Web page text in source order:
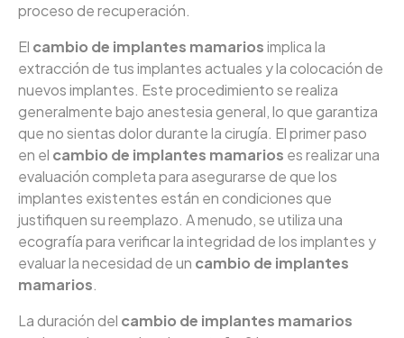
proceso de recuperación.
El cambio de implantes mamariosimplica la
extracción de tus implantes actuales y la colocación de
nuevos implantes. Este procedimiento se realiza
generalmente bajo anestesia general, lo que garantiza
que no sientas dolor durante la cirugía. El primer paso
en el cambio de implantes mamarios es realizar una
evaluación completa para asegurarse de que los
implantes existentes están en condiciones que
justifiquen su reemplazo. A menudo, se utiliza una
ecografía para verificar la integridad de los implantes y
evaluar la necesidad de un cambio de implantes
mamarios.
La duración del cambio de implantes mamarios